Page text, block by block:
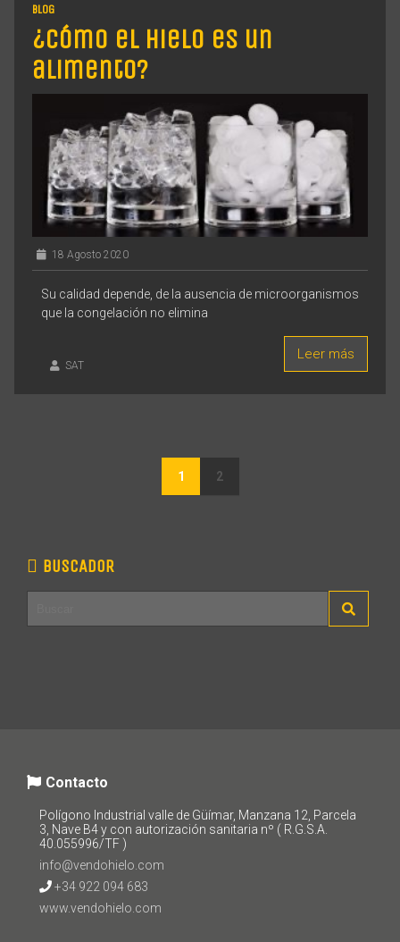
¿Cómo el hielo es un
alimento?
BLOG
SAT
18 Agosto 2020
Su calidad depende, de la ausencia de microorganismos
que la congelación no elimina
Leer más
1 2
BUSCADOR
Contacto
Polígono Industrial valle de Güímar, Manzana 12, Parcela
3, Nave B4 y con autorización sanitaria nº ( R.G.S.A.
40.055996/TF )
info@vendohielo.com
+34 922 094 683
www.vendohielo.com